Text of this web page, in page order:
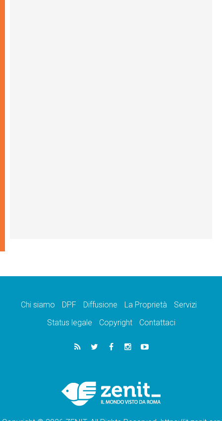
Chi siamo DPF Diffusione La Proprietà
Servizi
Status legale
Copyright Contattaci